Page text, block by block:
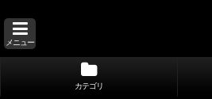
メニュー
カテゴリ